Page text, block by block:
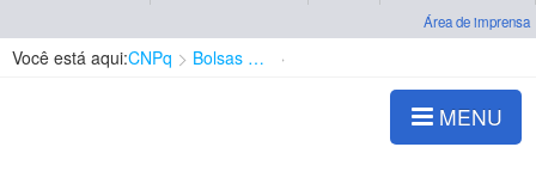
Área de imprensa
Você está aqui:CNPq Bolsas e Auxílios Vigentes
MENU